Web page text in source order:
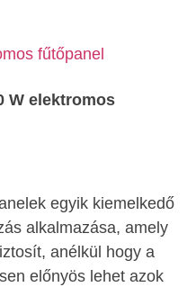
W elektromos
egyik kiemelkedő
alkalmazása, amely
anélkül hogy a
előnyös lehet azok